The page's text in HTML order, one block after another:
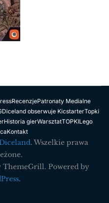
RecenzjePatronaty Medialne
Diceland obserwuje KicstarterTopki
Historia gierWarsztatTOPKILego
Kontakt
. Wszelkie prawa
Powered by
.